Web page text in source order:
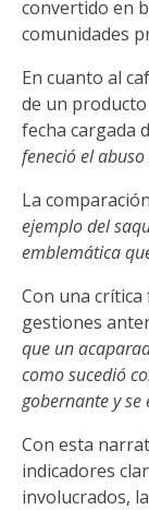
convertido en
comunidades
En cuanto al
de un
fecha cargada
feneció el
La
ejemplo del
emblemática
Con una
gestiones
que un
como sucedió
gobernante y
Con esta
indicadores
involucrados,